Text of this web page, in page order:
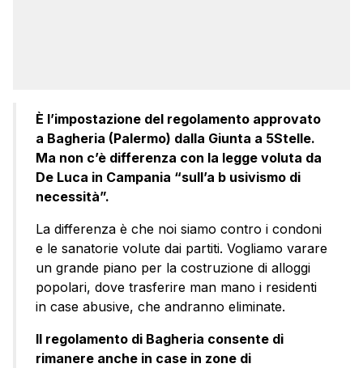
È l’impostazione del regolamento approvato
a Bagheria (Palermo) dalla Giunta a 5Stelle.
Ma non c’è differenza con la legge voluta da
De Luca in Campania “sull’a b usivismo di
necessità”.
La differenza è che noi siamo contro i condoni
e le sanatorie volute dai partiti. Vogliamo varare
un grande piano per la costruzione di alloggi
popolari, dove trasferire man mano i residenti
in case abusive, che andranno eliminate.
Il regolamento di Bagheria consente di
rimanere anche in case in zone di